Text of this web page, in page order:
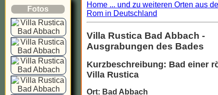
Fotos
Home ... und zu weiteren Orten aus
Rom in Deutschland
Villa Rustica Bad Abbach -
Ausgrabungen des Bades
Kurzbeschreibung: Bad einer
Villa Rustica
Ort: Bad Abbach